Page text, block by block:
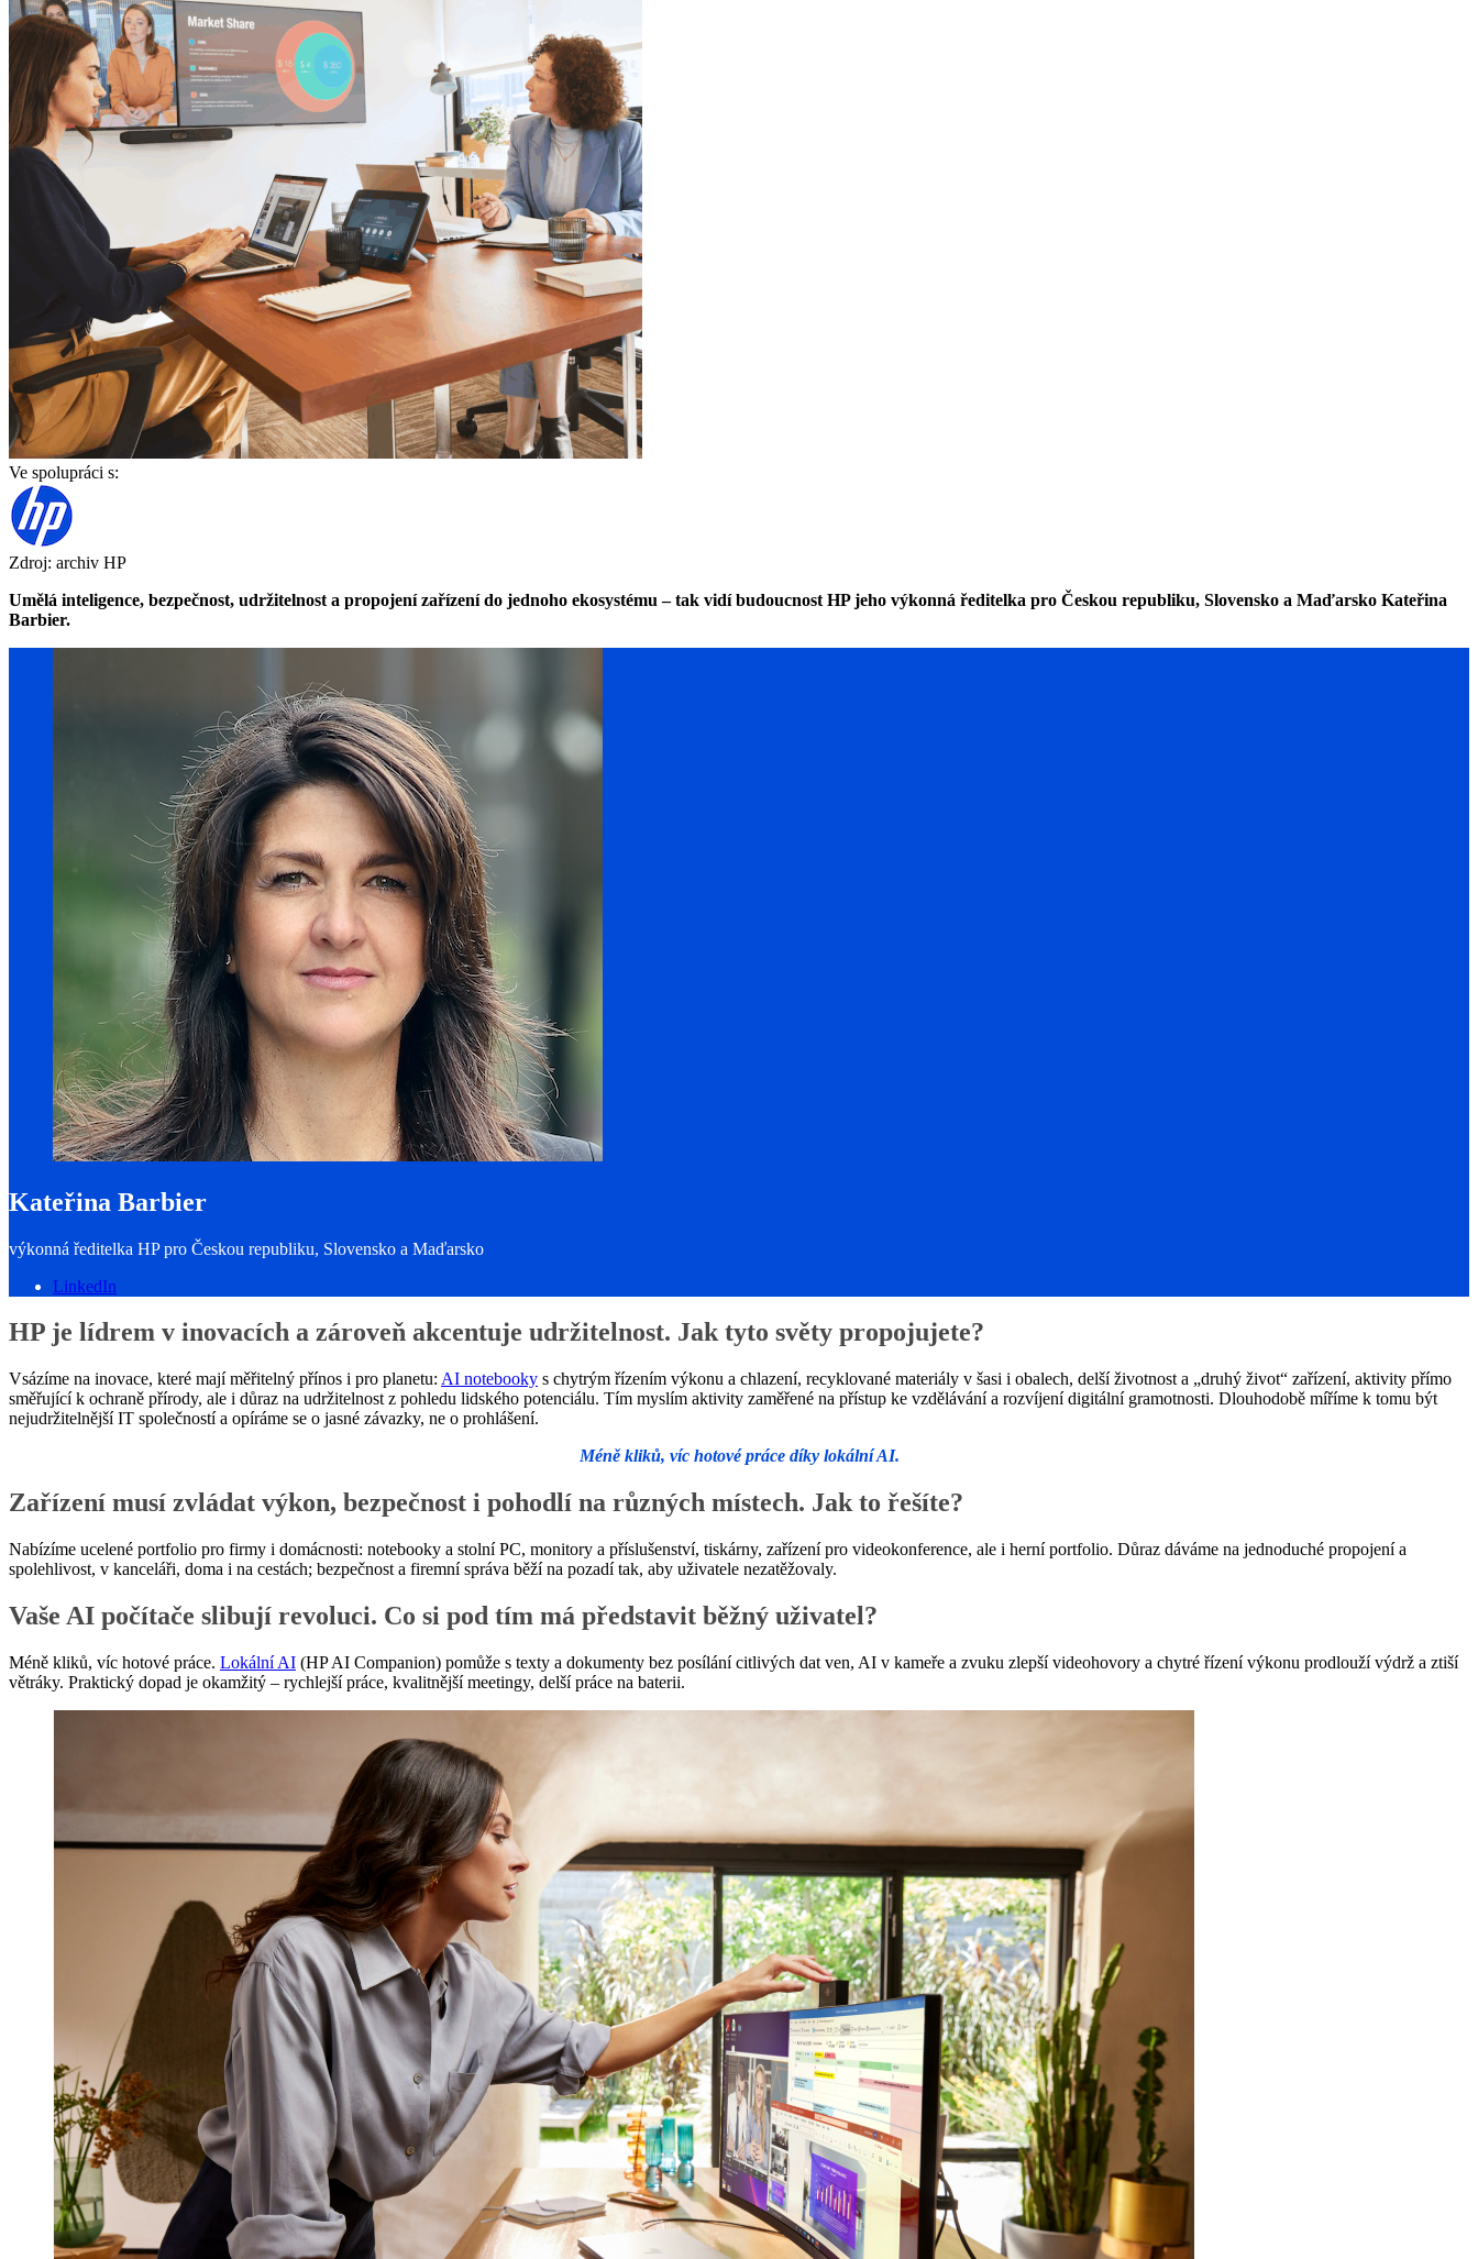
Ve spolupráci s:
Zdroj: archiv HP
Umělá inteligence, bezpečnost, udržitelnost a propojení zařízení do jednoho ekosystému – tak vidí budoucnost HP jeho výkonná ředitelka pro Českou republiku, Slovensko a Maďarsko Kateřina
Barbier.
Kateřina Barbier
výkonná ředitelka HP pro Českou republiku, Slovensko a Maďarsko
LinkedIn
HP je lídrem v inovacích a zároveň akcentuje udržitelnost. Jak tyto světy propojujete?
Vsázíme na inovace, které mají měřitelný přínos i pro planetu: AI notebooky s chytrým řízením výkonu a chlazení, recyklované materiály v šasi i obalech, delší životnost a „druhý život“ zařízení, aktivity přímo
směřující k ochraně přírody, ale i důraz na udržitelnost z pohledu lidského potenciálu. Tím myslím aktivity zaměřené na přístup ke vzdělávání a rozvíjení digitální gramotnosti. Dlouhodobě míříme k tomu být
nejudržitelnější IT společností a opíráme se o jasné závazky, ne o prohlášení.
Méně kliků, víc hotové práce díky lokální AI.
Zařízení musí zvládat výkon, bezpečnost i pohodlí na různých místech. Jak to řešíte?
Nabízíme ucelené portfolio pro firmy i domácnosti: notebooky a stolní PC, monitory a příslušenství, tiskárny, zařízení pro videokonference, ale i herní portfolio. Důraz dáváme na jednoduché propojení a
spolehlivost, v kanceláři, doma i na cestách; bezpečnost a firemní správa běží na pozadí tak, aby uživatele nezatěžovaly.
Vaše AI počítače slibují revoluci. Co si pod tím má představit běžný uživatel?
Méně kliků, víc hotové práce. Lokální AI (HP AI Companion) pomůže s texty a dokumenty bez posílání citlivých dat ven, AI v kameře a zvuku zlepší videohovory a chytré řízení výkonu prodlouží výdrž a ztiší
větráky. Praktický dopad je okamžitý – rychlejší práce, kvalitnější meetingy, delší práce na baterii.